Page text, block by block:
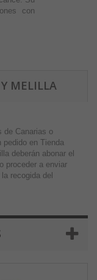
con
MELILLA
de Canarias o
en Tienda
deberán abonar el
proceder a enviar
recogida del